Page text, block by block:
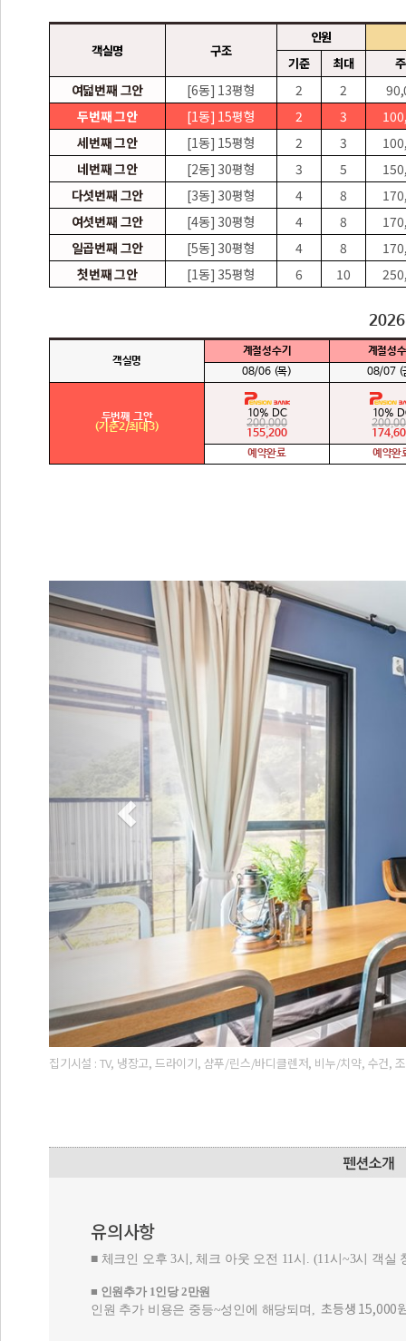
객실명 구조
인원
기준
최대
여덟번째 그안 [6동] 13평형 2 2
두번째 그안
[1동] 15평형 2 3
세번째 그안
[1동] 15평형 2 3
네번째 그안
[2동] 30평형 3 5
다섯번째 그안
[3동] 30평형 4 8
여섯번째 그안
[4동] 30평형 4 8
일곱번째 그안
[5동] 30평형 4 8
첫번째 그안
[1동] 35평형 6 10
집기시설 : TV, 냉장고, 드라이기, 샴푸/린스/바디클렌저, 비누/치약, 수건,
유의사항
■ 체크인 오후 3시, 체크 아웃 오전 11시. (11시~3시 객실
■ 인원추가 1인당 2만원
인원 추가 비용은 중등~성인에 해당되며, 초등생 15,000